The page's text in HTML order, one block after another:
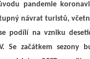
pandemie
návrat turistů,
podílí na vzniku
Se začátkem sezony